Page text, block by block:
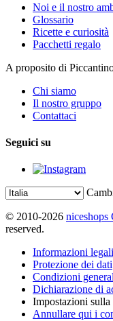
Noi e il nostro
Glossario
Ricette e curiosità
Pacchetti regalo
A proposito di
Chi siamo
Il nostro gruppo
Contattaci
Seguici su
© 2010-2026 niceshops
reserved.
Informazioni
Protezione dei dati
Condizioni
Dichiarazione di
Impostazioni
Annullare qui i